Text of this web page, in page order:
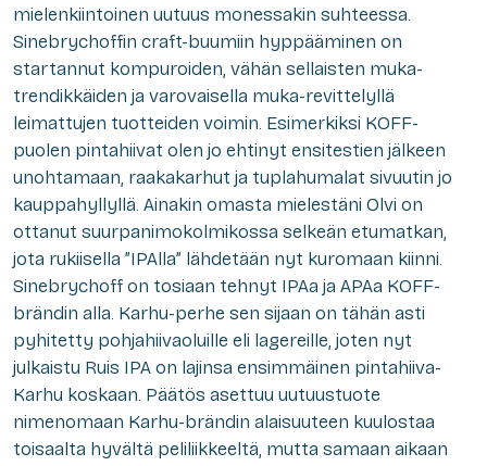
mielenkiintoinen uutuus monessakin suhteessa.
Sinebrychoffin craft-buumiin hyppääminen on
startannut kompuroiden, vähän sellaisten muka-
trendikkäiden ja varovaisella muka-revittelyllä
leimattujen tuotteiden voimin. Esimerkiksi KOFF-
puolen pintahiivat olen jo ehtinyt ensitestien jälkeen
unohtamaan, raakakarhut ja tuplahumalat sivuutin jo
kauppahyllyllä. Ainakin omasta mielestäni Olvi on
ottanut suurpanimokolmikossa selkeän etumatkan,
jota rukiisella ”IPAlla” lähdetään nyt kuromaan kiinni.
Sinebrychoff on tosiaan tehnyt IPAa ja APAa KOFF-
brändin alla. Karhu-perhe sen sijaan on tähän asti
pyhitetty pohjahiivaoluille eli lagereille, joten nyt
julkaistu Ruis IPA on lajinsa ensimmäinen pintahiiva-
Karhu koskaan. Päätös asettuu uutuustuote
nimenomaan Karhu-brändin alaisuuteen kuulostaa
toisaalta hyvältä peliliikkeeltä, mutta samaan aikaan